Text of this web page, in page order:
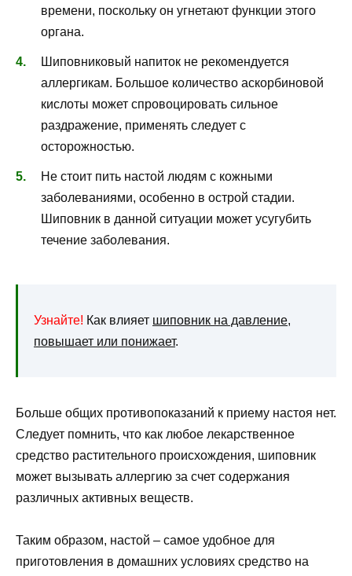
времени, поскольку он угнетают функции этого
органа.
Шиповниковый напиток не рекомендуется
аллергикам. Большое количество аскорбиновой
кислоты может спровоцировать сильное
раздражение, применять следует с
осторожностью.
Не стоит пить настой людям с кожными
заболеваниями, особенно в острой стадии.
Шиповник в данной ситуации может усугубить
течение заболевания.
Узнайте! Как влияет шиповник на давление,
повышает или понижает.
Больше общих противопоказаний к приему настоя нет.
Следует помнить, что как любое лекарственное
средство растительного происхождения, шиповник
может вызывать аллергию за счет содержания
различных активных веществ.
Таким образом, настой – самое удобное для
приготовления в домашних условиях средство на